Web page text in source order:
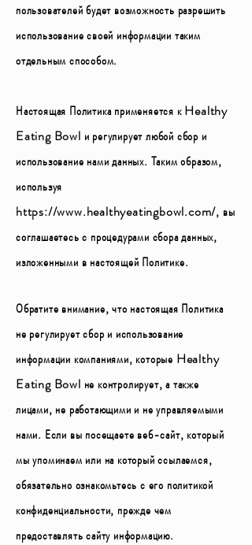
пользователей будет возможность разрешить
использование своей информации таким
отдельным способом.
Настоящая Политика применяется к Healthy
Eating Bowl и регулирует любой сбор и
использование нами данных. Таким образом,
используя
https://www.healthyeatingbowl.com/, вы
соглашаетесь с процедурами сбора данных,
изложенными в настоящей Политике.
Обратите внимание, что настоящая Политика
не регулирует сбор и использование
информации компаниями, которые Healthy
Eating Bowl не контролирует, а также
лицами, не работающими и не управляемыми
нами. Если вы посещаете веб-сайт, который
мы упоминаем или на который ссылаемся,
обязательно ознакомьтесь с его политикой
конфиденциальности, прежде чем
предоставлять сайту информацию.